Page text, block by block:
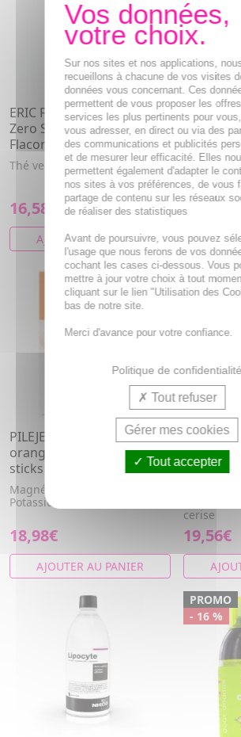
ERIC FAVRE L-Carnitine Pro
Zero Saveur Tropical
Flacon 500ml
Thé vert, L-carnitine
16,58€
AJOUTER AU PANIER
20
Aloe vera,
Chicorée,
sauvage,
Boulea...
22,90€
PILEJE Enabiane saveur
orange-citron boîte 28
sticks
Magnésium, Calcium,
Potassium
18,98€
AJOUTER AU PANIER
au
poids 500
Thé vert,
vert, L-
cerise
19,56€
PROMO
- 16 %
Sur nos sites et nos applications,
recueillons à chacune de vos visites
données vous concernant. Ces
permettent de vous proposer les
services les plus pertinents pour
vous adresser, en direct ou via des
des communications et publicités
et de mesurer leur efficacité. Elles
permettent également d'adapter le
nos sites à vos préférences, de vous
partage de contenu sur les réseaux
de réaliser des statistiques
Avant de poursuivre, vous pouvez
l'usage que nous ferons de vos
cochant les cases ci-dessous. Vous
mettre à jour votre choix à tout
cliquant sur le lien "Utilisation des
bas de notre site.
Merci d'avance pour votre confiance.
Politique de confidentialité
Tout refuser
Gérer mes cookies
Tout accepter